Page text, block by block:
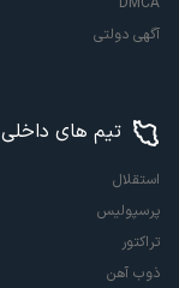
آگهی دولتی
تیم های داخلی
استقلال
پرسپولیس
تراکتور
ذوب آهن